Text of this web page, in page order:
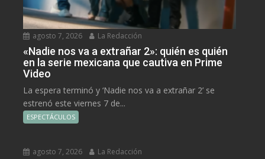
agosto 7, 2026 La Redacción
«Nadie nos va a extrañar 2»: quién es quién
en la serie mexicana que cautiva en Prime
Video
La espera terminó y ‘Nadie nos va a extrañar 2’ se
estrenó este viernes 7 de...
ESPECTÁCULOS
agosto 7, 2026 La Redacción